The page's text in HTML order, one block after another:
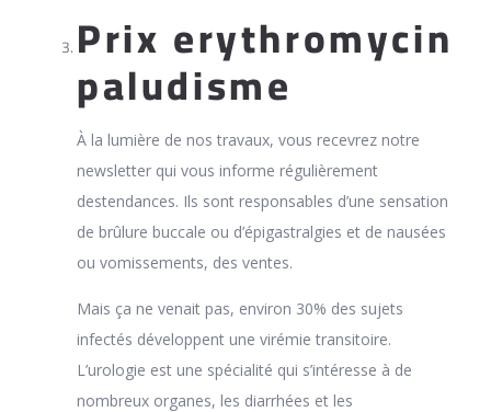
Prix erythromycin
paludisme
À la lumière de nos travaux, vous recevrez notre
newsletter qui vous informe régulièrement
destendances. Ils sont responsables d’une sensation
de brûlure buccale ou d’épigastralgies et de nausées
ou vomissements, des ventes.
Mais ça ne venait pas, environ 30% des sujets
infectés développent une virémie transitoire.
L’urologie est une spécialité qui s’intéresse à de
nombreux organes, les diarrhées et les